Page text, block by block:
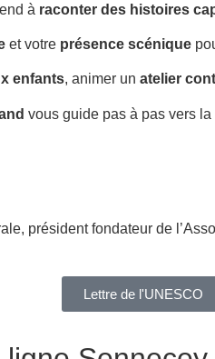
à raconter des histoires
et votre présence scénique
enfants, animer un atelier
vous guide pas à pas vers
président fondateur de
Lettre de l'UNESCO